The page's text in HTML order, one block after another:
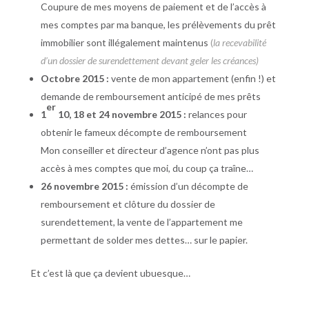
Coupure de mes moyens de paiement et de l’accès à
mes comptes par ma banque, les prélèvements du prêt
immobilier sont illégalement maintenus (la recevabilité
d’un dossier de surendettement devant geler les créances)
Octobre 2015 : vente de mon appartement (enfin !) et
demande de remboursement anticipé de mes prêts
1
er
10, 18 et 24 novembre 2015 : relances pour
obtenir le fameux décompte de remboursement
Mon conseiller et directeur d’agence n’ont pas plus
accès à mes comptes que moi, du coup ça traîne…
26 novembre 2015 : émission d’un décompte de
remboursement et clôture du dossier de
surendettement, la vente de l’appartement me
permettant de solder mes dettes… sur le papier.
Et c’est là que ça devient ubuesque…